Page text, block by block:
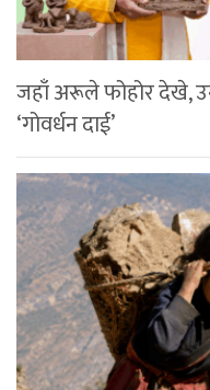
जहाँ अरूले फोहोर देखे,
‘गोवर्धन दाई’